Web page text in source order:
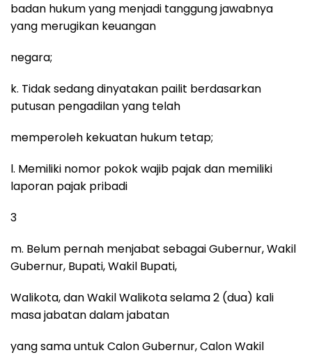
badan hukum yang menjadi tanggung jawabnya
yang merugikan keuangan
negara;
k. Tidak sedang dinyatakan pailit berdasarkan
putusan pengadilan yang telah
memperoleh kekuatan hukum tetap;
l. Memiliki nomor pokok wajib pajak dan memiliki
laporan pajak pribadi
3
m. Belum pernah menjabat sebagai Gubernur, Wakil
Gubernur, Bupati, Wakil Bupati,
Walikota, dan Wakil Walikota selama 2 (dua) kali
masa jabatan dalam jabatan
yang sama untuk Calon Gubernur, Calon Wakil